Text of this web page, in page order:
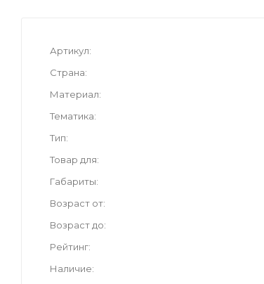
Артикул
Страна
Материал
Тематика
Тип
Товар для
Габариты
Возраст от
Возраст до
Рейтинг
Наличие